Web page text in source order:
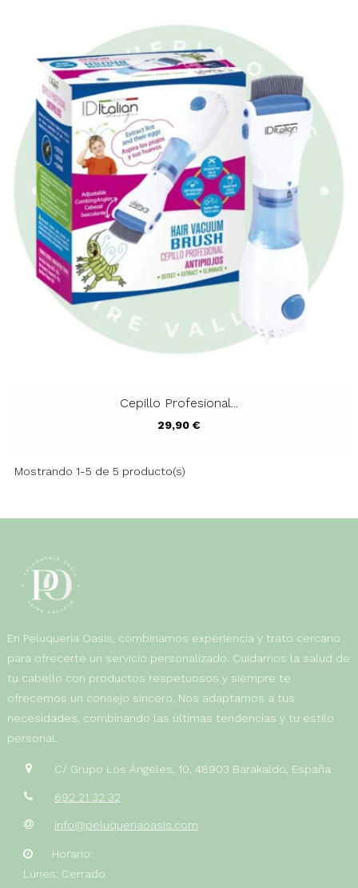
Cepillo Profesional...
Precio
29,90 €
Mostrando 1-5 de 5 producto(s)
En Peluquería Oasis, combinamos experiencia y trato cercano
para ofrecerte un servicio personalizado. Cuidamos la salud de
tu cabello con productos respetuosos y siempre te
ofrecemos un consejo sincero. Nos adaptamos a tus
necesidades, combinando las últimas tendencias y tu estilo
personal.
C/ Grupo Los Ángeles, 10, 48903 Barakaldo, España
692 21 32 32
info@peluqueriaoasis.com
Horario:
Lunes: Cerrado